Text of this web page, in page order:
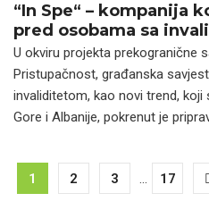
“In Spe“ – kompanija
pred osobama sa
U okviru projekta prekogranične
Pristupačnost, građanska
invaliditetom, kao novi trend, koji
Gore i Albanije, pokrenut je
1 2 3 ... 17